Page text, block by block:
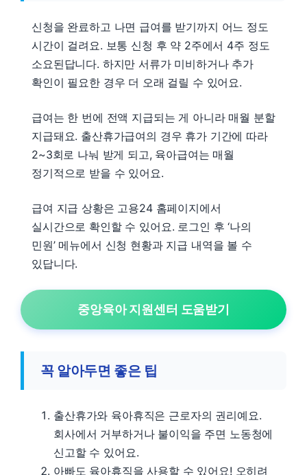
신청을 완료하고 나면 급여를 받기까지 어느 정도
시간이 걸려요. 보통 신청 후 약 2주에서 4주 정도
소요된답니다. 하지만 서류가 미비하거나 추가
확인이 필요한 경우 더 오래 걸릴 수 있어요.
급여는 한 번에 전액 지급되는 게 아니라 매월 분할
지급돼요. 출산휴가급여의 경우 휴가 기간에 따라
2~3회로 나눠 받게 되고, 육아급여는 매월
정기적으로 받을 수 있어요.
급여 지급 상황은 고용24 홈페이지에서
실시간으로 확인할 수 있어요. 로그인 후 ‘나의
민원’ 메뉴에서 신청 현황과 지급 내역을 볼 수
있답니다.
중앙육아 지원센터 도움받기
꼭 알아두면 좋은 팁
출산휴가와 육아휴직은 근로자의 권리예요.
회사에서 거부하거나 불이익을 주면 노동청에
신고할 수 있어요.
아빠도 육아휴직을 사용할 수 있어요! 오히려